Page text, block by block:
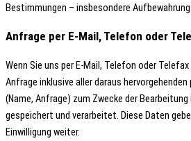
Bestimmungen – insbesondere
Anfrage per E-Mail, Telefon oder
Wenn Sie uns per E-Mail, Telefon oder
Anfrage inklusive aller daraus
(Name, Anfrage) zum Zwecke der
gespeichert und verarbeitet. Diese Daten
Einwilligung weiter.